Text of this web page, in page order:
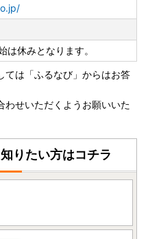
報の保護は遷移先サイト
39
休みとなります。
ては「ふるなび」からはお答
わせいただくようお願いいた
りたい方はコチラ